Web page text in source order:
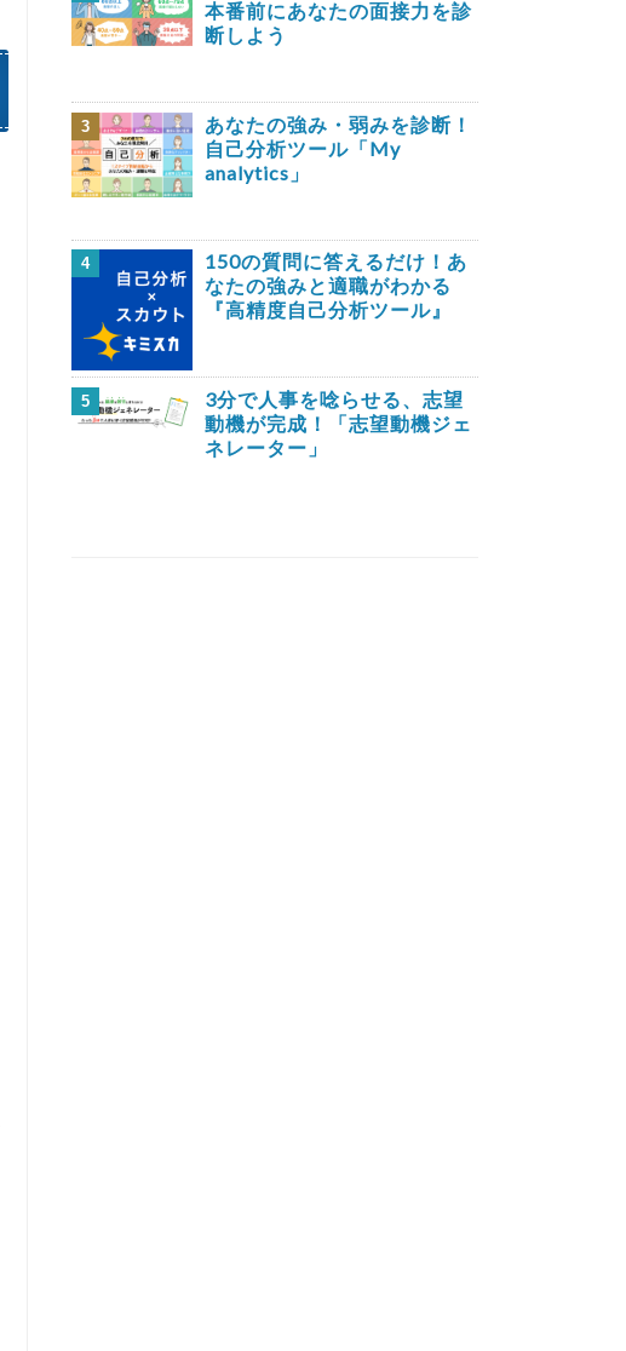
本番前にあなたの面接力を診
断しよう
3
あなたの強み・弱みを診断！
自己分析ツール「My
analytics」
4
150の質問に答えるだけ！あ
なたの強みと適職がわかる
『高精度自己分析ツール』
5
3分で人事を唸らせる、志望
動機が完成！「志望動機ジェ
ネレーター」